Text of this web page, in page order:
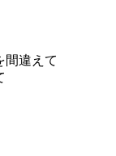
間違えて